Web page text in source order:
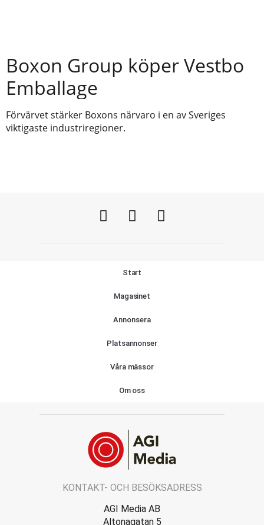
Boxon Group köper Vestbo
Emballage
Förvärvet stärker Boxons närvaro i en av Sveriges
viktigaste industriregioner.
Start
Magasinet
Annonsera
Platsannonser
Våra mässor
Om oss
KONTAKT- OCH BESÖKSADRESS
AGI Media AB
Altonagatan 5